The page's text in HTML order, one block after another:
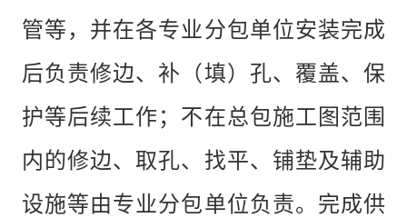
管等，并在各专业分包单位安装完成
后负责修边、补（填）孔、覆盖、保
护等后续工作；不在总包施工图范围
内的修边、取孔、找平、铺垫及辅助
设施等由专业分包单位负责。完成供